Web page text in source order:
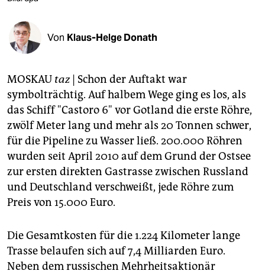
shop
fragen & hilfe
unterstützen
abo
genossenschaft
epaper login
Von Klaus-Helge Donath
MOSKAU taz| Schon der Auftakt war
symbolträchtig. Auf halbem Wege ging es los, als
das Schiff "Castoro 6" vor Gotland die erste Röhre,
zwölf Meter lang und mehr als 20 Tonnen schwer,
für die Pipeline zu Wasser ließ. 200.000 Röhren
wurden seit April 2010 auf dem Grund der Ostsee
zur ersten direkten Gastrasse zwischen Russland
und Deutschland verschweißt, jede Röhre zum
Preis von 15.000 Euro.
Die Gesamtkosten für die 1.224 Kilometer lange
Trasse belaufen sich auf 7,4 Milliarden Euro.
Neben dem russischen Mehrheitsaktionär